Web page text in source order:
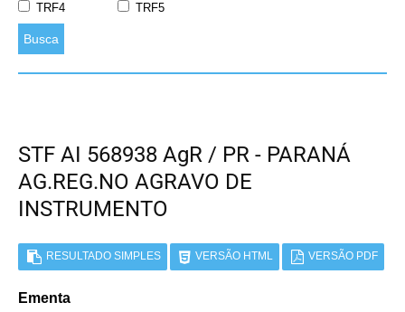
TRF4
TRF5
Busca
STF AI 568938 AgR / PR - PARANÁ
AG.REG.NO AGRAVO DE
INSTRUMENTO
RESULTADO SIMPLES VERSÃO HTML VERSÃO PDF
Ementa